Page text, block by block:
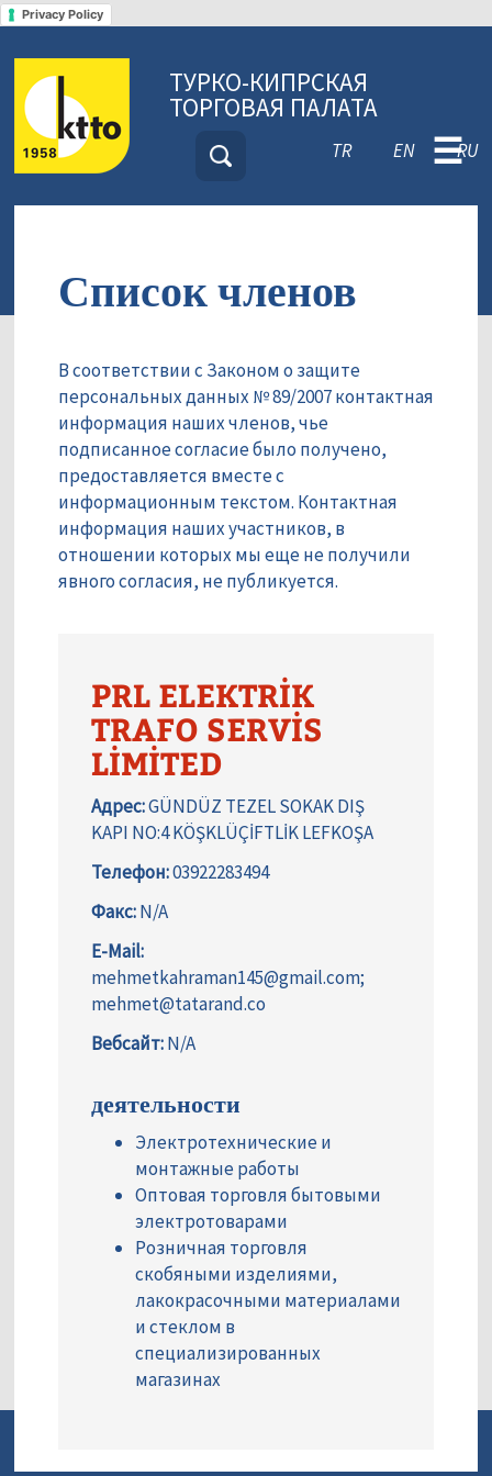
Privacy Policy
ТУРКО-КИПРСКАЯ
ТОРГОВАЯ ПАЛАТА
TR EN RU
☰
Список членов
В соответствии с Законом о защите
персональных данных № 89/2007 контактная
информация наших членов, чье
подписанное согласие было получено,
предоставляется вместе с
информационным текстом. Контактная
информация наших участников, в
отношении которых мы еще не получили
явного согласия, не публикуется.
PRL ELEKTRİK
TRAFO SERVİS
LİMİTED
Адрес:GÜNDÜZ TEZEL SOKAK DIŞ
KAPI NO:4 KÖŞKLÜÇİFTLİK LEFKOŞA
Телефон:03922283494
Факс:N/A
E-Mail:
mehmetkahraman145@gmail.com;
mehmet@tatarand.co
Вебсайт:N/A
деятельности
Электротехнические и
монтажные работы
Оптовая торговля бытовыми
электротоварами
Розничная торговля
скобяными изделиями,
лакокрасочными материалами
и стеклом в
специализированных
магазинах